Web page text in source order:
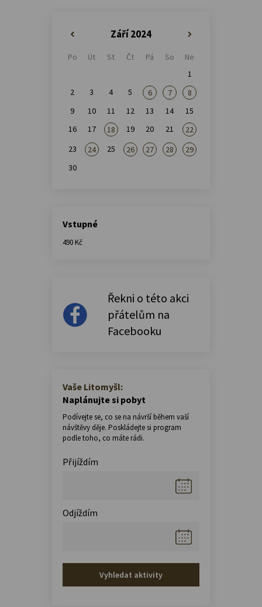
Září 2024
Po Út St Čt Pá So
Ne
1
2
3 4 5 6 7
8
9
10 11 12 13 14
15
16
17 18 19 20 21
22
23
24 25 26 27 28
29
30
Vstupné
490 Kč
Řekni o této akci
přátelům na
Facebooku
Vaše Litomyšl:
Naplánujte si pobyt
Podívejte se, co se na návrší během vaší
návštěvy děje. Poskládejte si program
podle toho, co máte rádi.
Přijíždím
Odjíždím
Vyhledat aktivity